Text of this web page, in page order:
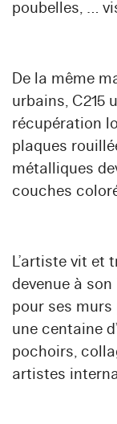
poubelles, …
De la même
urbains, C215
récupération
plaques
métalliques
couches
L’artiste vit et
devenue à
pour ses
une centaine
pochoirs,
artistes